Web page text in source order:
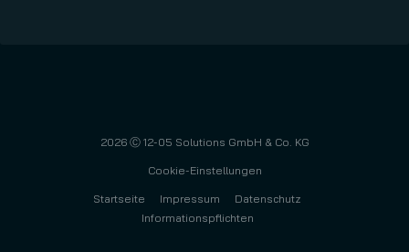
2026Ⓒ 12-05 Solutions GmbH & Co. KG
Cookie-Einstellungen
Startseite Impressum
Datenschutz
Informationspflichten